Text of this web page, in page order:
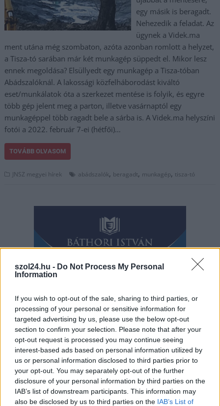
szol24.hu - Do Not Process My Personal
Information
If you wish to opt-out of the sale, sharing to third parties, or
processing of your personal or sensitive information for
targeted advertising by us, please use the below opt-out
section to confirm your selection. Please note that after your
opt-out request is processed you may continue seeing
interest-based ads based on personal information utilized by
us or personal information disclosed to third parties prior to
your opt-out. You may separately opt-out of the further
disclosure of your personal information by third parties on the
IAB’s list of downstream participants. This information may
also be disclosed by us to third parties on the IAB’s List of
egy másik is beragadt.
Nehezedik a feladat. Az
ügynek a Videk.ma
ment utána még szombaton, azóta azonban romlott a helyzet,
a Tisza-tó sarában már két munkagép süppedt el. Mikor lesz
ennek megoldása? Elsüllyedt egy munkagép a Tisza-tóban
Abádszalóknál. A lakossági közfelháborodást kiváltó
eset/munkálatok óta a szerkezet mentése is folyik, és egyre
több gép jelent meg a parton, illetve vasárnaptól egy
munkagéppel több ragadt bele a sárba is. A Videk.ma helyszíni
fotói a 2022. február 7-ei (hétfői)…
TOVÁBB OLVASOM
JNSZ megyei hírek abádszalók, beragadt, munkagép, tisza-tó
Hírlevél feliratkozás
Adja meg keresztnevét: Adja